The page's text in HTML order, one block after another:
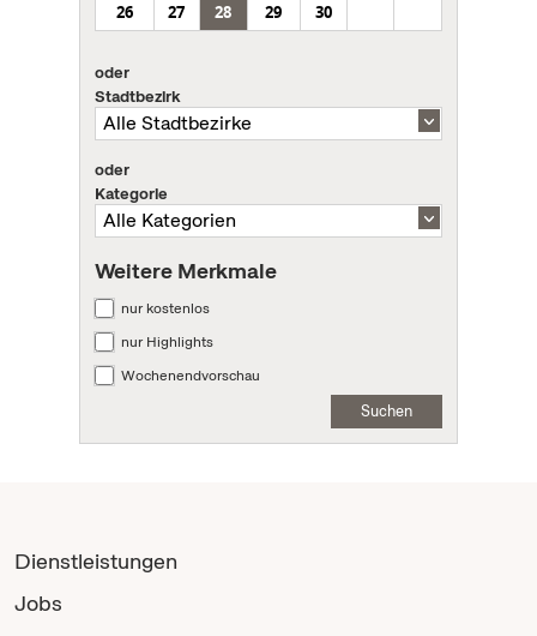
26
27 28 29 30
oder
Stadtbezirk
oder
Kategorie
Weitere Merkmale
nur kostenlos
nur Highlights
Wochenendvorschau
Suchen
Dienstleistungen
Jobs